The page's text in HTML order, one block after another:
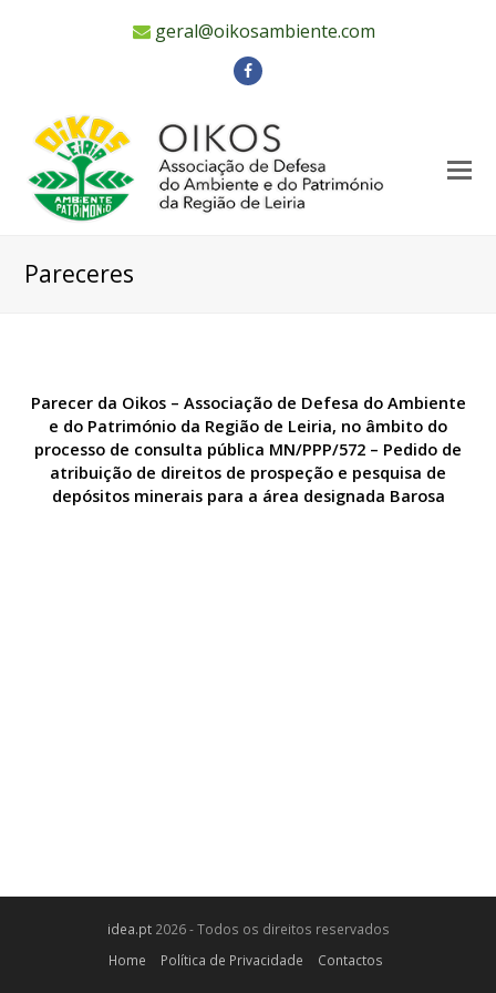
geral@oikosambiente.com
Facebook
Pareceres
Parecer da Oikos – Associação de Defesa do Ambiente
e do Património da Região de Leiria, no âmbito do
processo de consulta pública MN/PPP/572 – Pedido de
atribuição de direitos de prospeção e pesquisa de
depósitos minerais para a área designada Barosa
idea.pt2026 - Todos os direitos reservados
Home
Política de Privacidade Contactos